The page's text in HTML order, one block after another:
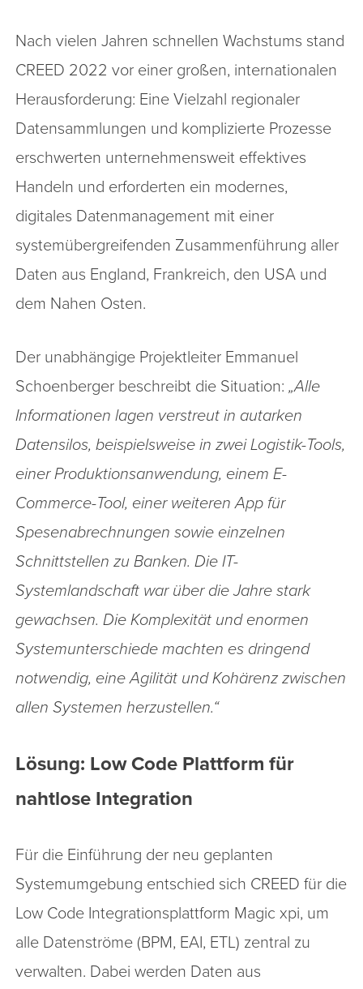
Nach vielen Jahren schnellen Wachstums stand
CREED 2022 vor einer großen, internationalen
Herausforderung: Eine Vielzahl regionaler
Datensammlungen und komplizierte Prozesse
erschwerten unternehmensweit effektives
Handeln und erforderten ein modernes,
digitales Datenmanagement mit einer
systemübergreifenden Zusammenführung aller
Daten aus England, Frankreich, den USA und
dem Nahen Osten.
Der unabhängige Projektleiter Emmanuel
Schoenberger beschreibt die Situation:„Alle
Informationen lagen verstreut in autarken
Datensilos, beispielsweise in zwei Logistik-Tools,
einer Produktionsanwendung, einem E-
Commerce-Tool, einer weiteren App für
Spesenabrechnungen sowie einzelnen
Schnittstellen zu Banken. Die IT-
Systemlandschaft war über die Jahre stark
gewachsen. Die Komplexität und enormen
Systemunterschiede machten es dringend
notwendig, eine Agilität und Kohärenz zwischen
allen Systemen herzustellen.“
Lösung: Low Code Plattform für
nahtlose Integration
Für die Einführung der neu geplanten
Systemumgebung entschied sich CREED für die
Low Code Integrationsplattform Magic xpi, um
alle Datenströme (BPM, EAI, ETL) zentral zu
verwalten. Dabei werden Daten aus